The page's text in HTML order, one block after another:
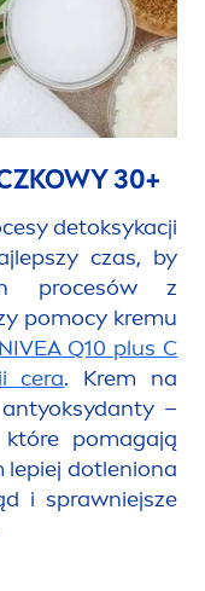
30+
detoksykacji
czas, by
procesów z
pomocy kremu
NIVEAQ10 plus C
cera. Krem na
–
pomagają
lepiej dotleniona
i sprawniejsze